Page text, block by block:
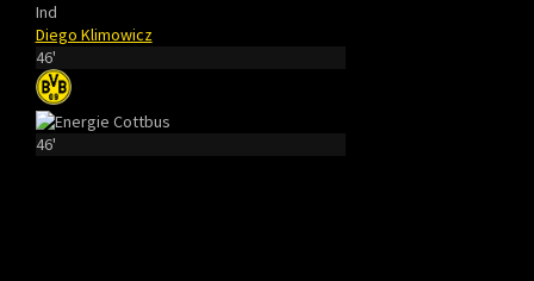
Ind
Diego Klimowicz
46'
46'